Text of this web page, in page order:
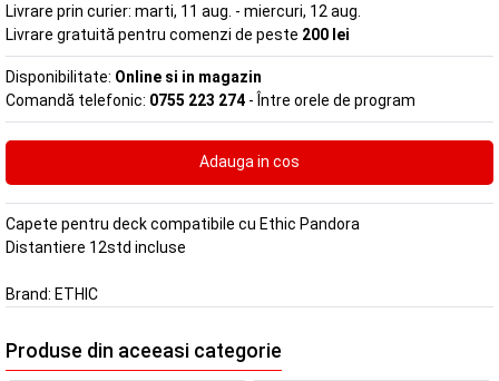
Livrare prin curier: marti, 11 aug. - miercuri, 12 aug.
Livrare gratuită pentru comenzi de peste 200 lei
Disponibilitate: Online si in magazin
Comandă telefonic: 0755 223 274 - Între orele de program
Capete pentru deck compatibile cu Ethic Pandora
Distantiere 12std incluse
Brand: ETHIC
Produse din aceeasi categorie